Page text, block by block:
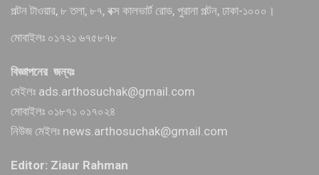
পল্টন টাওয়ার, ৮ তলা, ৮৭, বক্স কালভার্ট রোড, পুরানা পল্টন, ঢাকা-১০০০।
মোবাইলঃ ০১৭২১ ৬৭৫৮৭৮
বিজ্ঞাপনের জন্যঃ
মেইলঃ ads.arthosuchak@gmail.com
মোবাইলঃ ০১৮৭১ ০১৭০২৪
নিউজ মেইলঃ news.arthosuchak@gmail.com
Editor: Ziaur Rahman